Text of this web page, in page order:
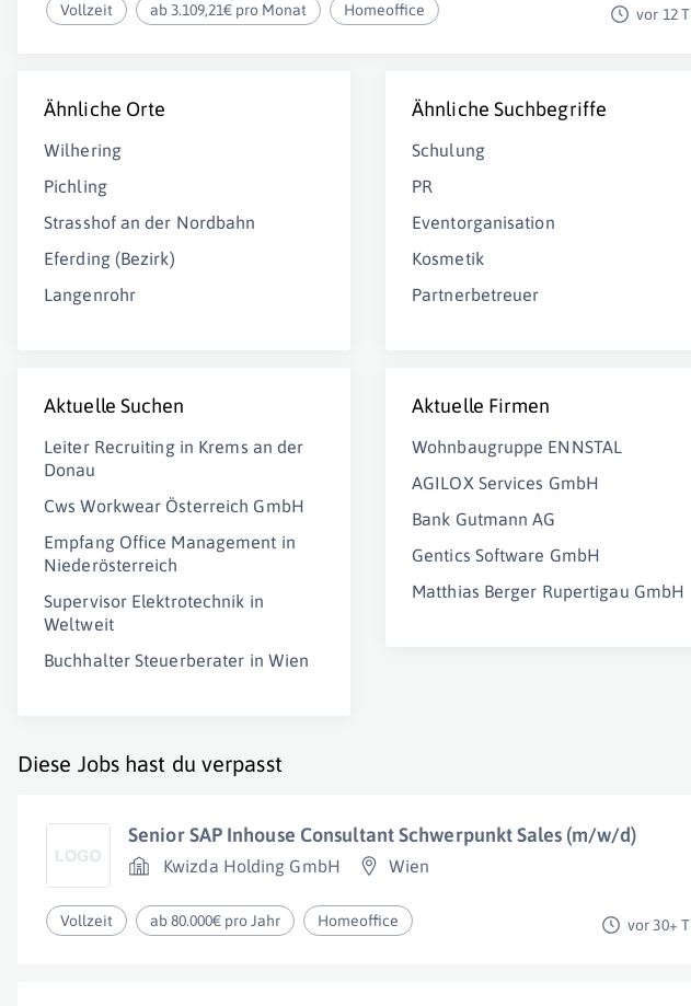
Vollzeit ab 3.109,21€ pro Monat Homeoffice vor 12 T
Ähnliche Orte
Wilhering
Pichling
Strasshof an der Nordbahn
Eferding (Bezirk)
Langenrohr
Ähnliche Suchbegriffe
Schulung
PR
Eventorganisation
Kosmetik
Partnerbetreuer
Aktuelle Suchen
Leiter Recruiting in Krems an der
Donau
Cws Workwear Österreich GmbH
Empfang Office Management in
Niederösterreich
Supervisor Elektrotechnik in
Weltweit
Buchhalter Steuerberater in Wien
Aktuelle Firmen
Wohnbaugruppe ENNSTAL
AGILOX Services GmbH
Bank Gutmann AG
Gentics Software GmbH
Matthias Berger Rupertigau GmbH
Diese Jobs hast du verpasst
Senior SAP Inhouse Consultant Schwerpunkt Sales (m/w/d)
Kwizda Holding GmbH Wien
Vollzeit ab 80.000€ pro Jahr Homeoffice vor 30+ T